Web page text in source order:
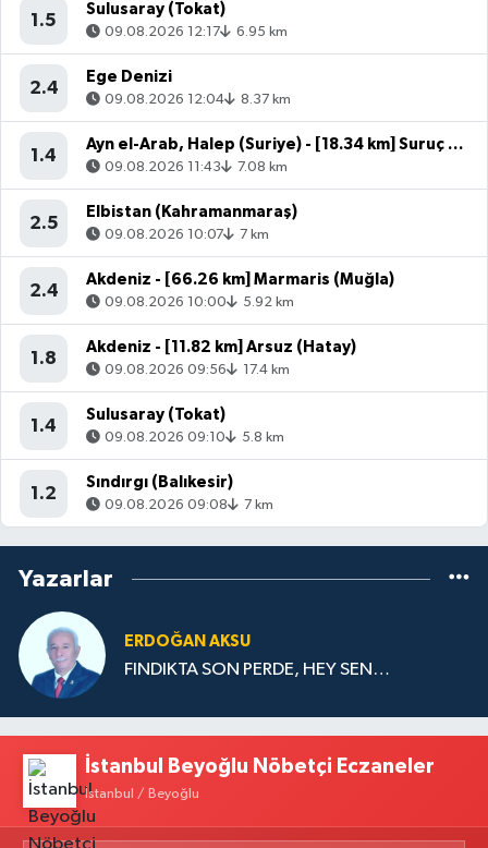
1.5
Sulusaray (Tokat)
09.08.2026 12:17 6.95 km
2.4
Ege Denizi
09.08.2026 12:04 8.37 km
1.4
Ayn el-Arab, Halep (Suriye) - [18.34 km] Suruç (Şanlıurfa)
09.08.2026 11:43 7.08 km
2.5
Elbistan (Kahramanmaraş)
09.08.2026 10:07 7 km
2.4
Akdeniz - [66.26 km] Marmaris (Muğla)
09.08.2026 10:00 5.92 km
1.8
Akdeniz - [11.82 km] Arsuz (Hatay)
09.08.2026 09:56 17.4 km
1.4
Sulusaray (Tokat)
09.08.2026 09:10 5.8 km
1.2
Sındırgı (Balıkesir)
09.08.2026 09:08 7 km
Yazarlar
ERDOĞAN AKSU
FINDIKTA SON PERDE, HEY SEN…
İstanbul Beyoğlu Nöbetçi Eczaneler
İstanbul / Beyoğlu